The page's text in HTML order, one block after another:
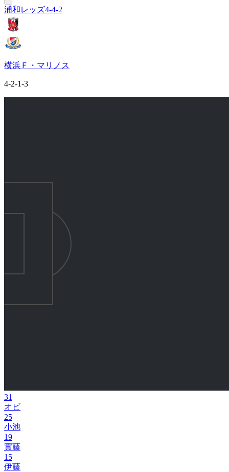
浦和レッズ4-4-2
横浜Ｆ・マリノス
4-2-1-3
31
オビ
25
小池
19
實藤
15
伊藤